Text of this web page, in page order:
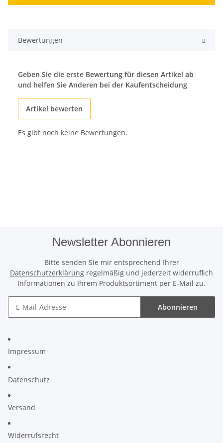
Bewertungen
Geben Sie die erste Bewertung für diesen Artikel ab
und helfen Sie Anderen bei der Kaufentscheidung
Artikel bewerten
Es gibt noch keine Bewertungen.
Newsletter Abonnieren
Bitte senden Sie mir entsprechend Ihrer
Datenschutzerklärung regelmäßig und jederzeit widerruflich
Informationen zu Ihrem Produktsortiment per E-Mail zu.
Abonnieren
Impressum
Datenschutz
Versand
Widerrufsrecht